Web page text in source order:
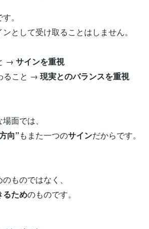
。
として受け取ることはしません。
→ サインを重視
ること → 現実とのバランスを重視
面では、
向”もまた一つのサインだからです。
ものではなく、
るためのものです。